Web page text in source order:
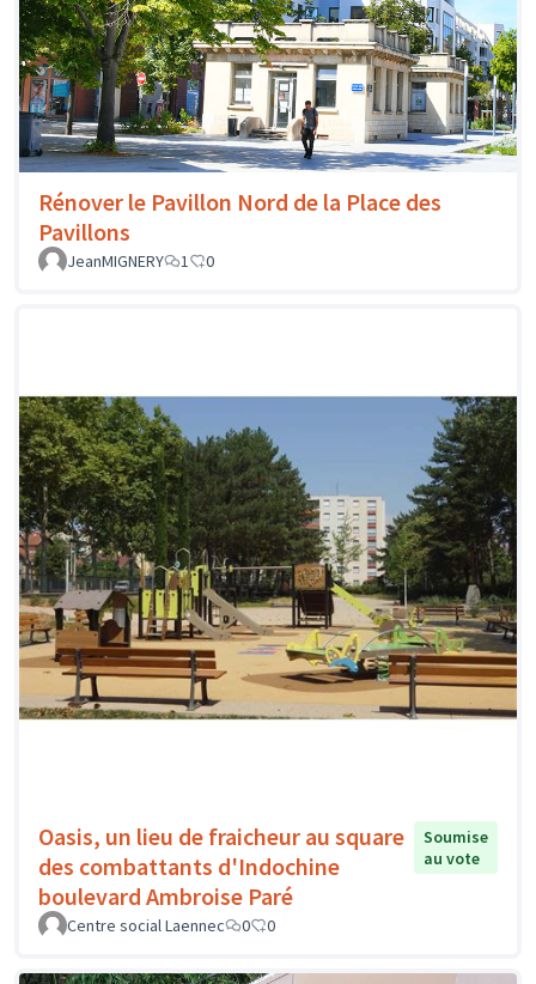
Rénover le Pavillon Nord de la Place des
Pavillons
JeanMIGNERY 1 0
Oasis, un lieu de fraicheur au square
des combattants d'Indochine
boulevard Ambroise Paré
Soumise
au vote
Centre social Laennec 0 0